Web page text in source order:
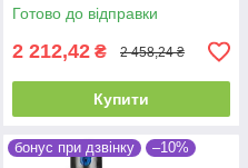
Готово до відправки
2 212,42 ₴ 2 458,24 ₴
Купити
бонус при дзвінку –10%